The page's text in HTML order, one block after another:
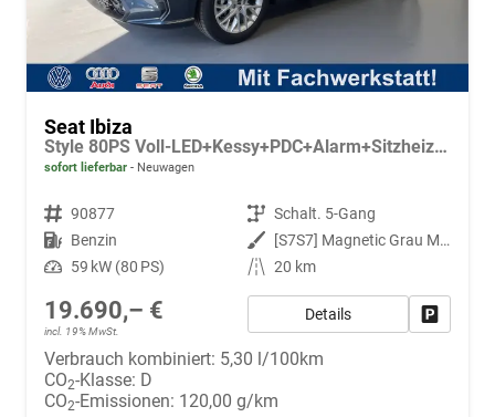
Seat Ibiza
Style 80PS Voll-LED+Kessy+PDC+Alarm+Sitzheizung+Kamera+App-Connect
sofort lieferbar Neuwagen
Fahrzeugnr. 90877 Getriebe Schalt. 5-Gang
Kraftstoff Benzin Außenfarbe
[S7S7] Magnetic Grau Metallic
Leistung 59 kW (80 PS) Kilometerstand 20 km
19.690,– €
incl. 19% MwSt.
Details
Verbrauch kombiniert: 5,30 l/100km
CO2-Klasse: D
CO2-Emissionen: 120,00 g/km